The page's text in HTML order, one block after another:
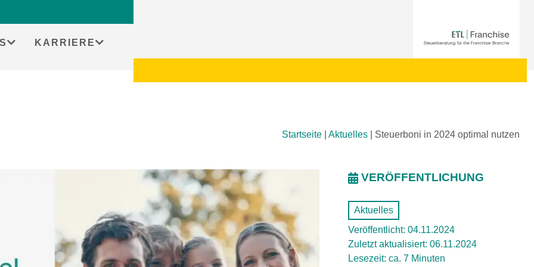
KARRIERE
Startseite Aktuelles Steuerboni in 2024 optimal nutzen
VERÖFFENTLICHUNG
Aktuelles
Veröffentlicht: 04.11.2024
Zuletzt aktualisiert: 06.11.2024
Lesezeit: ca. 7 Minuten